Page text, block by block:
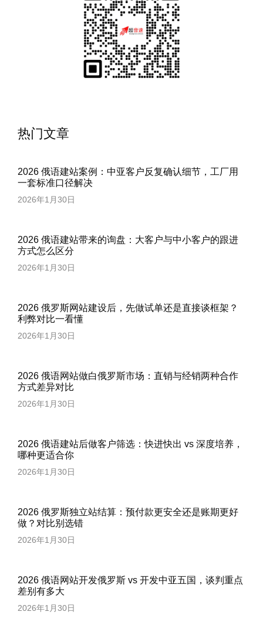
热门文章
2026 俄语建站案例：中亚客户反复确认细节，工厂用
一套标准口径解决
2026年1月30日
2026 俄语建站带来的询盘：大客户与中小客户的跟进
方式怎么区分
2026年1月30日
2026 俄罗斯网站建设后，先做试单还是直接谈框架？
利弊对比一看懂
2026年1月30日
2026 俄语网站做白俄罗斯市场：直销与经销两种合作
方式差异对比
2026年1月30日
2026 俄语建站后做客户筛选：快进快出 vs 深度培养，
哪种更适合你
2026年1月30日
2026 俄罗斯独立站结算：预付款更安全还是账期更好
做？对比别选错
2026年1月30日
2026 俄语网站开发俄罗斯 vs 开发中亚五国，谈判重点
差别有多大
2026年1月30日